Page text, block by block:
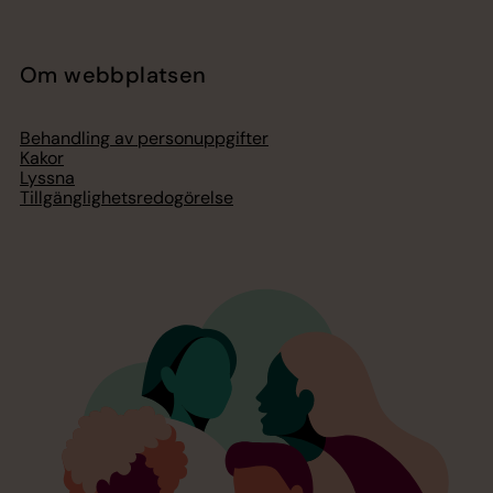
Om webbplatsen
Behandling av personuppgifter
Kakor
Lyssna
Tillgänglighetsredogörelse